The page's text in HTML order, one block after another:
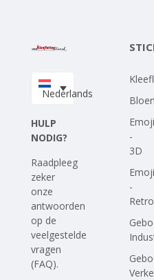
Upload je eigen ontwerp
Nederlands
HULP
NODIG?
Raadpleeg
zeker
onze
antwoorden
op de
veelgestelde
vragen
(FAQ).
-
3D
-
Retro